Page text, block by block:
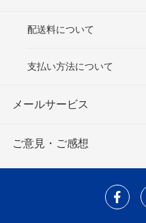
配送料について
支払い方法について
メールサービス
ご意見・ご感想